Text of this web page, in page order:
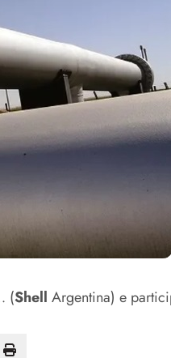
(Shell Argentina) e